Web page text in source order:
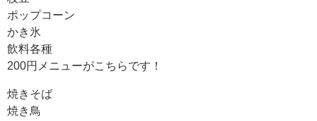
ポップコーン
かき氷
飲料各種
200円メニューがこちらです！
焼きそば
焼き鳥